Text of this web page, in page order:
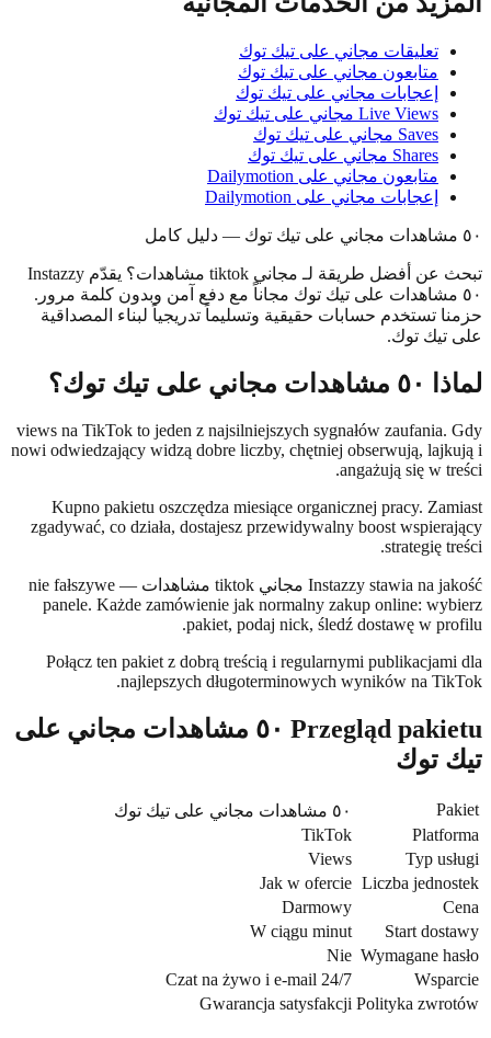
تعليقات مجاني على تيك توك
متابعون مجاني على تيك توك
إعجابات مجاني على تيك توك
Live Views مجاني على تيك توك
Saves مجاني على تيك توك
Shares مجاني على تيك توك
متابعون مجاني على Dailymotion
إعجابات مجاني على Dailymotion
تبحث عن أفضل طريقة لـ مجاني tiktok مشاهدات؟ يقدّم Instazzy
مشاهدات على تيك توك مجاناً مع دفع آمن وبدون كلمة مرور.
تستخدم حسابات حقيقية وتسليماً تدريجياً لبناء المصداقية
توك.
تيك توك؟
views na TikTok to jeden z najsilniejszych sygnałów
nowi odwiedzający widzą dobre liczby, chętniej obserwują,
angażują się w
Kupno pakietu oszczędza miesiące organicznej pracy.
zgadywać, co działa, dostajesz przewidywalny boost
strategię
Instazzy stawia na jakość مجاني tiktok مشاهدات — nie fałszywe
panele. Każde zamówienie jak normalny zakup online:
pakiet, podaj nick, śledź dostawę w
Połącz ten pakiet z dobrą treścią i regularnymi
najlepszych długoterminowych wyników na
Przegląd pakietu ٥٠ مشاهدات مجاني على
توك
TikTok
Typ
Liczba
Jak w ofercie
Darmowy
Start
W ciągu minut
Wymagane
Nie
Czat na żywo i e-mail 24/7
Polityka
Gwarancja satysfakcji